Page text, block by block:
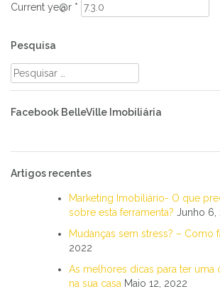
Current ye@r *
Pesquisa
Pesquisar
por:
Facebook BelleVille Imobiliária
Artigos recentes
Marketing Imobiliário- O que
sobre esta ferramenta? Junho 6,
Mudanças sem stress? – Como
2022
As melhores dicas para ter uma
na sua casa Maio 12, 2022